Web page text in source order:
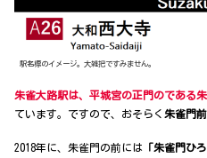
駅名標のイメージ。大雑把ですみません。
朱雀大路駅は、平城宮の正門のである
ています。ですので、おそらく 朱雀門
2018年に、朱雀門の前には 「朱雀門ひろ